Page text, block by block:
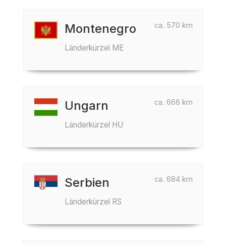
ca. 570 km
Montenegro
Länderkürzel ME
ca. 666 km
Ungarn
Länderkürzel HU
ca. 684 km
Serbien
Länderkürzel RS